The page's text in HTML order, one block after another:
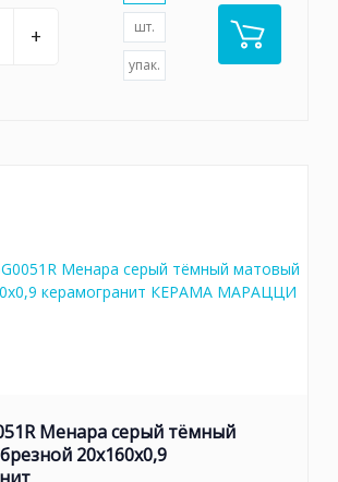
+ шт.
упак.
Менара серый тёмный
20x160x0,9